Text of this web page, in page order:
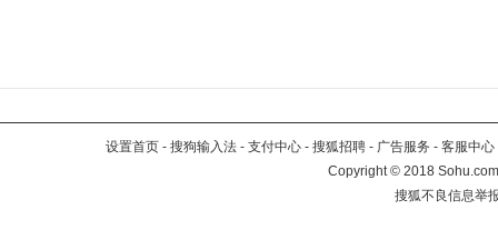
设置首页 - 搜狗输入法 - 支付中心 - 搜狐招聘 - 广告服务 - 客服中心
Copyright©2018
搜狐不良信息举